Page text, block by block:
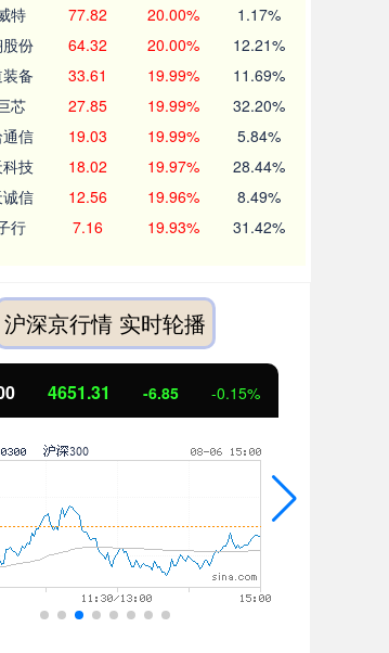
特 77.82 20.00% 1.17%
份 64.32 20.00% 12.21%
备 33.61 19.99% 11.69%
芯 27.85 19.99% 32.20%
信 19.03 19.99% 5.84%
技 18.02 19.97% 28.44%
信 12.56 19.96% 8.49%
行 7.16 19.93% 31.42%
沪深京行情 实时轮播
1122.88 3.42 0.30%